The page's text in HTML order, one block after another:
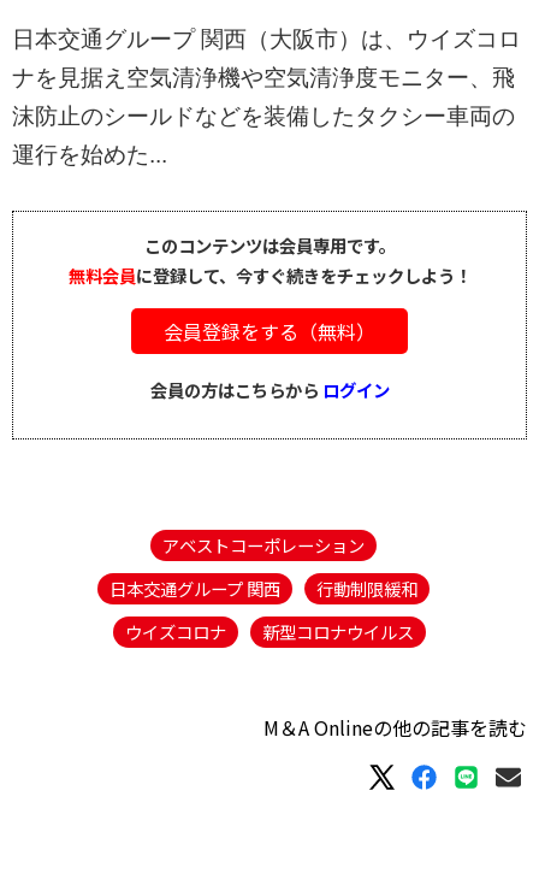
日本交通グループ 関西（大阪市）は、ウイズコロ
ナを見据え空気清浄機や空気清浄度モニター、飛
沫防止のシールドなどを装備したタクシー車両の
運行を始めた...
このコンテンツは会員専用です。
無料会員に登録して、今すぐ続きをチェックしよう！
会員登録をする（無料）
会員の方はこちらから ログイン
アベストコーポレーション
日本交通グループ 関西
行動制限緩和
ウイズコロナ
新型コロナウイルス
M＆A Onlineの他の記事を読む